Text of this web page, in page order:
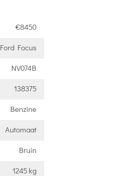
€8450
Ford Focus
NV074B
138375
Benzine
Automaat
Bruin
1245 kg